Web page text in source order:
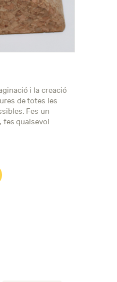
i la creació
de totes les
Fes un
qualsevol